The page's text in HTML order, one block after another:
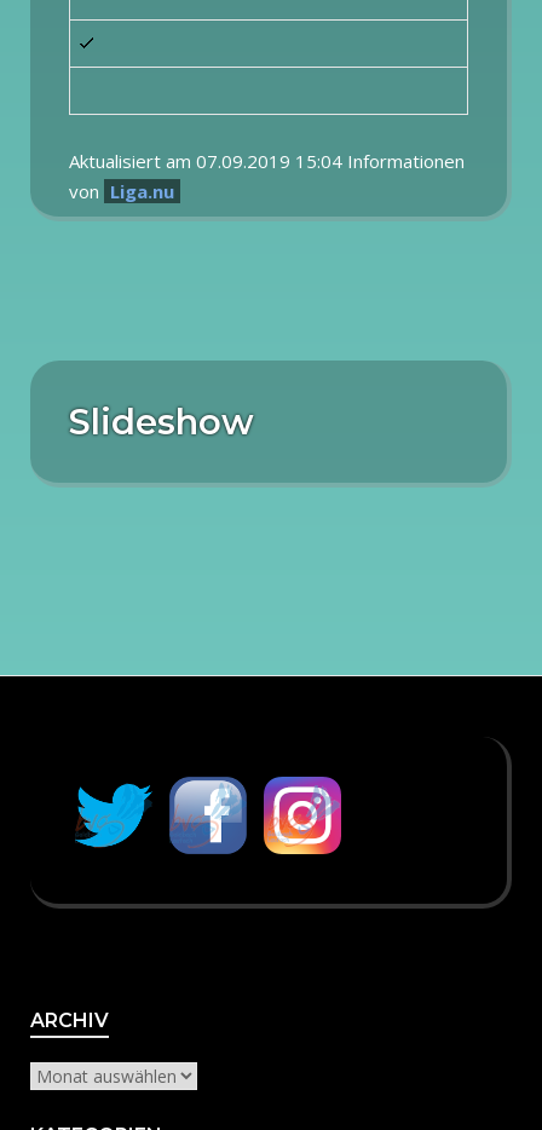
Aktualisiert am 07.09.2019 15:04 Informationen
von Liga.nu
Slideshow
ARCHIVArchiv